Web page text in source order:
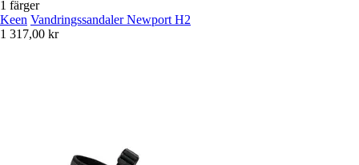
1 färger
Keen Vandringssandaler Newport H2
1 317,00 kr